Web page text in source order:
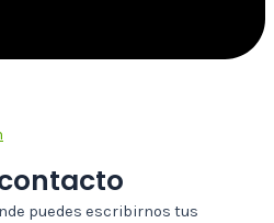
puedes escribirnos tus